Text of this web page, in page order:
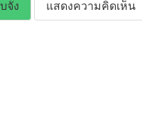
จัง แสดงความคิดเห็น